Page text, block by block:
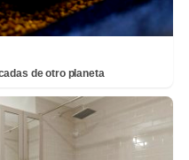
de otro planeta